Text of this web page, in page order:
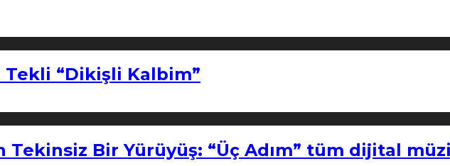
Tekli “Dikişli Kalbim”
Tekinsiz Bir Yürüyüş: “Üç Adım” tüm dijital